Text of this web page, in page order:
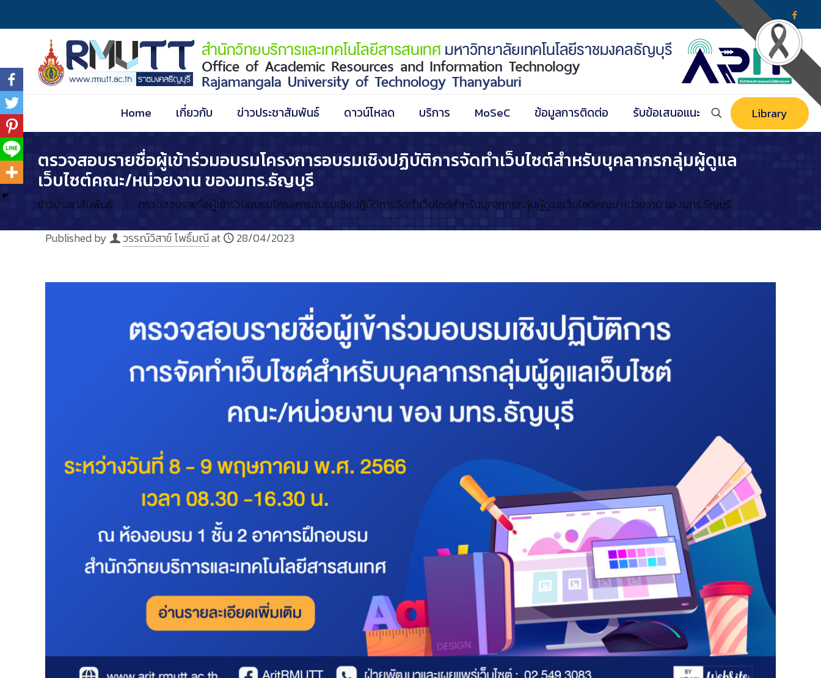
Home เกี่ยวกับ ข่าวประชาสัมพันธ์ ดาวน์โหลด บริการ MoSeC ข้อมูลการติดต่อ รับข้อเสนอแนะ Library
ตรวจสอบรายชื่อผู้เข้าร่วมอบรมโครงการอบรมเชิงปฏิบัติการจัดทำเว็บไซต์สำหรับบุคลากรกลุ่มผู้ดูแล
เว็บไซต์คณะ/หน่วยงาน ของมทร.ธัญบุรี
ข่าวประชาสัมพันธ์ ตรวจสอบรายชื่อผู้เข้าร่วมอบรมโครงการอบรมเชิงปฏิบัติการจัดทำเว็บไซต์สำหรับบุคลากรกลุ่มผู้ดูแลเว็บไซต์คณะ/หน่วยงาน ของมทร.ธัญบุรี
Published by วรรณ์วิสาข์ โพธิ์มณีat 28/04/2023